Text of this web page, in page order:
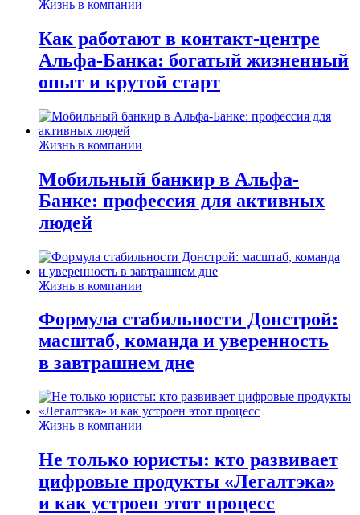
Жизнь в компании
Как работают в контакт-центре
Альфа-Банка: богатый жизненный
опыт и крутой старт
Жизнь в компании
Мобильный банкир в Альфа-
Банке: профессия для активных
людей
Жизнь в компании
Формула стабильности Донстрой:
масштаб, команда и уверенность
в завтрашнем дне
Жизнь в компании
Не только юристы: кто развивает
цифровые продукты «Легалтэка»
и как устроен этот процесс